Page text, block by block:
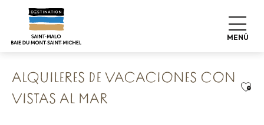
contenu
MENÚ
Home Haga las maletas
Alquileres de vacaciones
Alquileres de vacaciones con vistas al mar
ALQUILERES DE VACACIONES CON
VISTAS AL MAR